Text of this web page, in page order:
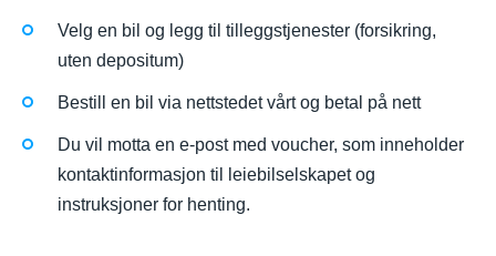
Velg en bil og legg til tilleggstjenester (forsikring,
uten depositum)
Bestill en bil via nettstedet vårt og betal på nett
Du vil motta en e-post med voucher, som inneholder
kontaktinformasjon til leiebilselskapet og
instruksjoner for henting.